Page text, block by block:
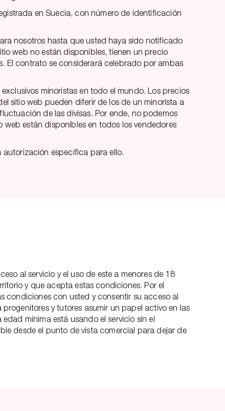
en Suecia, con número de identificación
nosotros hasta que usted haya sido notificado
web no están disponibles, tienen un precio
El contrato se considerará celebrado por ambas
minoristas en todo el mundo. Los precios
sitio web pueden diferir de los de un minorista a
de las divisas. Por ende, no podemos
están disponibles en todos los vendedores
autorización específica para ello.
al servicio y el uso de este a menores de 18
y que acepta estas condiciones. Por el
condiciones con usted y consentir su acceso al
y tutores asumir un papel activo en las
mínima está usando el servicio sin el
desde el punto de vista comercial para dejar de